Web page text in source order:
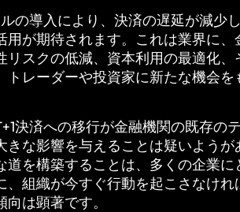
の導入により、決済の遅延が減少
用が期待されます。これは業界に
リスクの低減、資本利用の最適化
トレーダーや投資家に新たな機会
決済への移行が金融機関の既存の
きな影響を与えることは疑いようが
道を構築することは、多くの企業
、組織が今すぐ行動を起こさなけ
向は顕著です。